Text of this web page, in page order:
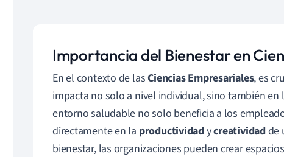
Importancia del Bienestar en
En el contexto de lasCiencias Empresariales, es
impacta no solo a nivel individual, sino también en
entorno saludable no solo beneficia a los
directamente en la productividadycreatividadde
bienestar, las organizaciones pueden crear